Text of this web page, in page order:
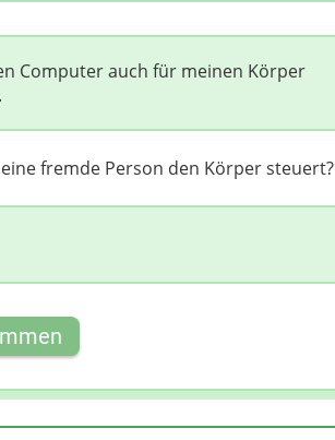
Computer auch für meinen Körper
fremde Person den Körper steuert?